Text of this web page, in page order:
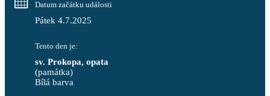
Datum začátku události
Pátek 4.7.2025
Tento den je:
sv. Prokopa, opata
(památka)
Bílá barva